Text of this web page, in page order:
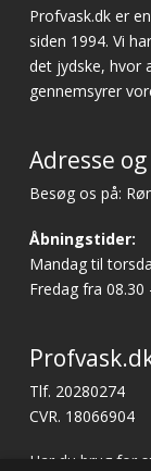
Profvask.dk er
siden 1994. Vi
det jydske, hvor
gennemsyrer
Adresse
Besøg os på:
Åbningstider:
Mandag til
Fredag fra 08.30
Tlf. 20280274
CVR. 18066904
Har du brug for